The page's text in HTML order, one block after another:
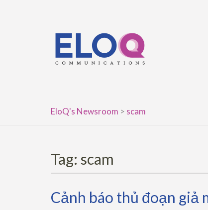
EloQ's Newsroom > scam
Tag: scam
Cảnh báo thủ đoạn giả